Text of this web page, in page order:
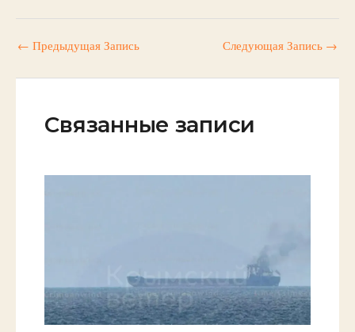
← Предыдущая Запись Следующая Запись →
Связанные записи